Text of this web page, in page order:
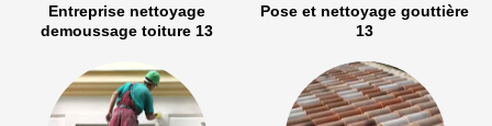
Entreprise nettoyage
demoussage toiture 13
Pose et nettoyage gouttière
13